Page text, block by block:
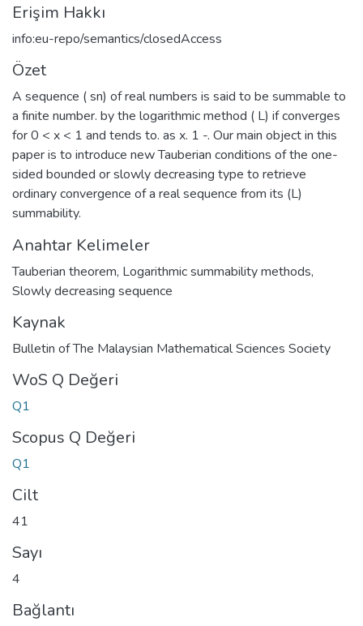
Erişim Hakkı
info:eu-repo/semantics/closedAccess
Özet
A sequence ( sn) of real numbers is said to be summable to
a finite number. by the logarithmic method ( L) if converges
for 0 < x < 1 and tends to. as x. 1 -. Our main object in this
paper is to introduce new Tauberian conditions of the one-
sided bounded or slowly decreasing type to retrieve
ordinary convergence of a real sequence from its (L)
summability.
Anahtar Kelimeler
Tauberian theorem, Logarithmic summability methods,
Slowly decreasing sequence
Kaynak
Bulletin of The Malaysian Mathematical Sciences Society
WoS Q Değeri
Q1
Scopus Q Değeri
Q1
Cilt
41
Sayı
4
Bağlantı